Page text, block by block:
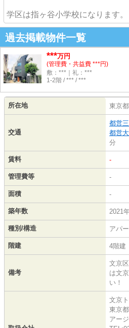
学区は指ヶ谷小学校になります。
過去掲載物件一覧
***万円
(管理費・共益費 ***円)
敷：***｜礼：***
1-2階 / *** / ***
所在地 東京都
交通
都営
都営
分
賃料 -
管理費等 -
面積 -
築年数 2021
種別/構造 アパ
階建 4階建
備考
文京
は文
い！
文京
東京
アー